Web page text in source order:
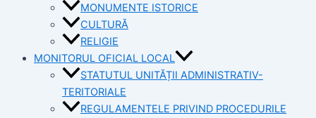
MONUMENTE ISTORICE
CULTURĂ
RELIGIE
MONITORUL OFICIAL LOCAL
STATUTUL UNITĂȚII ADMINISTRATIV-
TERITORIALE
REGULAMENTELE PRIVIND PROCEDURILE